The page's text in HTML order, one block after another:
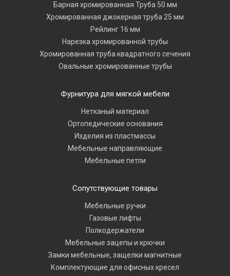
Барная хромированная Труба 50 мм
Хромированная джокерная труба 25 мм
Рейлинг 16 мм
Нарезка хромированной трубы
Хромированная труба квадратного сечения
Овальные хромированные трубы
Фурнитура для мягкой мебели
Нетканый материал
Ортопедические основания
Изделия из пластмассы
Мебельные направляющие
Мебельные петли
Сопутствующие товары
Мебельные ручки
Газовые лифты
Полкодержатели
Мебельные зацепы и крючки
Замки мебельные, защелки магнитные
Комплектующие для офисных кресел